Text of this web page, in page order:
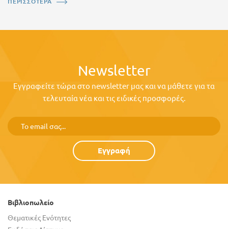
ΠΕΡΙΣΣΟΤΕΡΑ
Newsletter
Εγγραφείτε τώρα στο newsletter μας και να μάθετε για τα
τελευταία νέα και τις ειδικές προσφορές.
Εγγραφή
Βιβλιοπωλείο
Θεματικές Ενότητες